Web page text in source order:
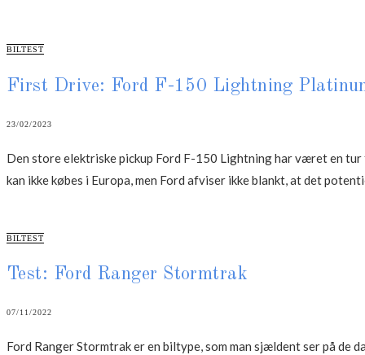
CATEGORIES
BILTEST
First Drive: Ford F-150 Lightning
23/02/2023
Den store elektriske pickup Ford F-150 Lightning har været en
kan ikke købes i Europa, men Ford afviser ikke blankt, at det
CATEGORIES
BILTEST
Test: Ford Ranger Stormtrak
07/11/2022
Ford Ranger Stormtrak er en biltype, som man sjældent ser på de